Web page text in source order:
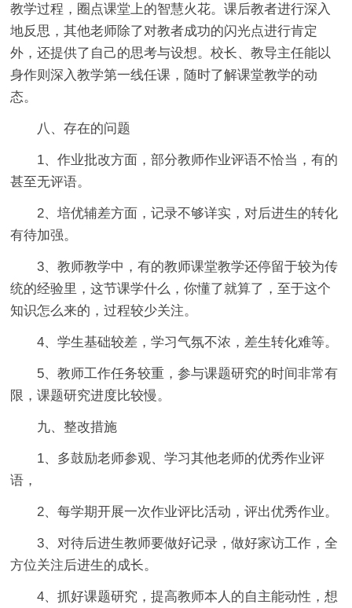
教学过程，圈点课堂上的智慧火花。课后教者进行深入
地反思，其他老师除了对教者成功的闪光点进行肯定
外，还提供了自己的思考与设想。校长、教导主任能以
身作则深入教学第一线任课，随时了解课堂教学的动
态。
八、存在的问题
1、作业批改方面，部分教师作业评语不恰当，有的
甚至无评语。
2、培优辅差方面，记录不够详实，对后进生的转化
有待加强。
3、教师教学中，有的教师课堂教学还停留于较为传
统的经验里，这节课学什么，你懂了就算了，至于这个
知识怎么来的，过程较少关注。
4、学生基础较差，学习气氛不浓，差生转化难等。
5、教师工作任务较重，参与课题研究的时间非常有
限，课题研究进度比较慢。
九、整改措施
1、多鼓励老师参观、学习其他老师的优秀作业评
语，
2、每学期开展一次作业评比活动，评出优秀作业。
3、对待后进生教师要做好记录，做好家访工作，全
方位关注后进生的成长。
4、抓好课题研究，提高教师本人的自主能动性，想